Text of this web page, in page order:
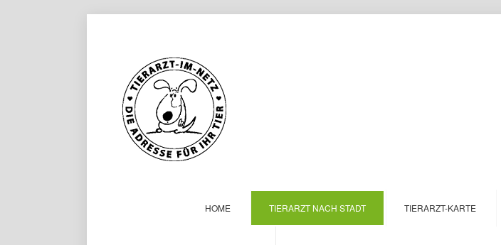
HOME TIERARZT NACH STADT TIERARZT-KARTE